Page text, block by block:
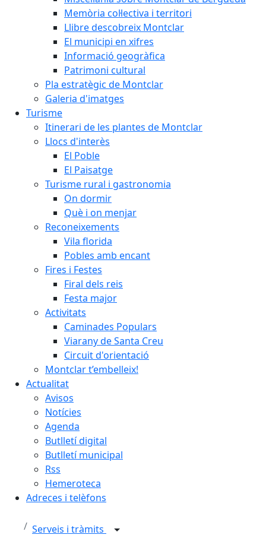
Memòria col·lectiva i territori
Llibre descobreix Montclar
El municipi en xifres
Informació geogràfica
Patrimoni cultural
Pla estratègic de Montclar
Galeria d'imatges
Turisme
Itinerari de les plantes de Montclar
Llocs d'interès
El Poble
El Paisatge
Turisme rural i gastronomia
On dormir
Què i on menjar
Reconeixements
Vila florida
Pobles amb encant
Fires i Festes
Firal dels reis
Festa major
Activitats
Caminades Populars
Viarany de Santa Creu
Circuit d'orientació
Montclar t’embelleix!
Actualitat
Avisos
Notícies
Agenda
Butlletí digital
Butlletí municipal
Rss
Hemeroteca
Adreces i telèfons
Serveis i tràmits